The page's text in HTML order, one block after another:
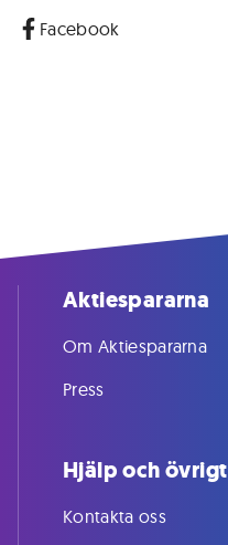
Facebook
Aktiespararna
Om Aktiespararna
Press
Hjälp och övrigt
Kontakta oss